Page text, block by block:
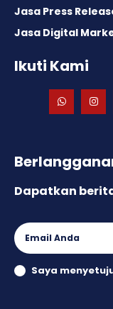
Jasa Press
Jasa Digital
Ikuti Kami
Dapatkan
Saya